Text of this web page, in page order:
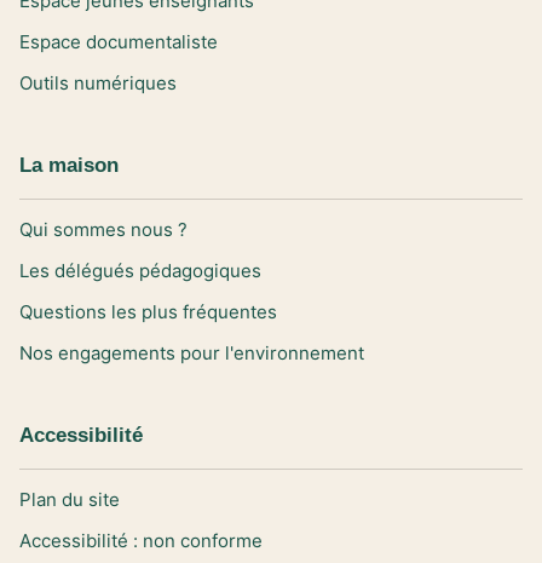
Espace documentaliste
Outils numériques
La maison
Qui sommes nous ?
Les délégués pédagogiques
Questions les plus fréquentes
Nos engagements pour l'environnement
Accessibilité
Plan du site
Accessibilité : non conforme